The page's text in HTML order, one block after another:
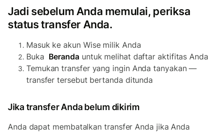
Jadi sebelum Anda memulai, periksa
status transfer Anda.
Masuk ke akun Wise milik Anda
Buka Berandauntuk melihat daftar aktifitas Anda
Temukan transfer yang ingin Anda tanyakan —
transfer tersebut bertanda ditunda
Jika transfer Anda belum dikirim
Anda dapat membatalkan transfer Anda jika Anda